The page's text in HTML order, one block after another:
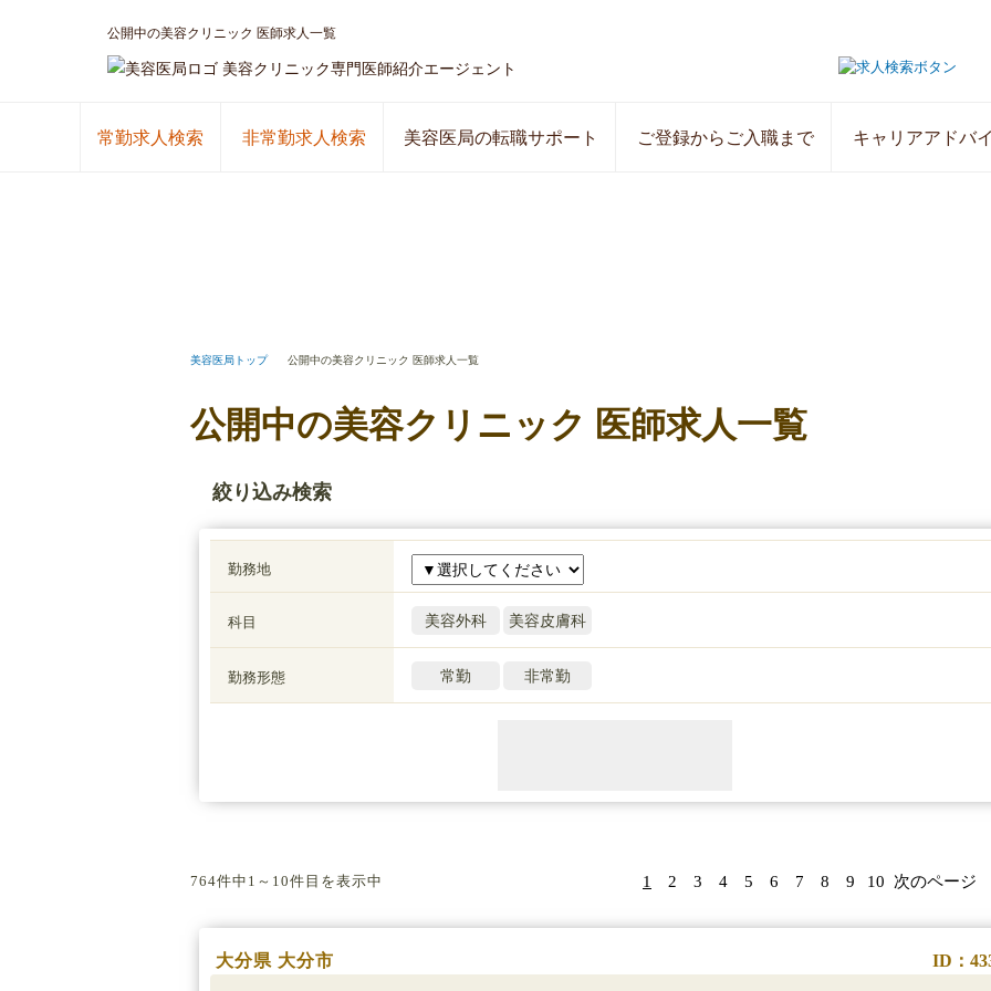
公開中の美容クリニック 医師求人一覧
美容クリニック専門医師紹介エージェント
常勤求人検索 非常勤求人検索 美容医局の転職サポート ご登録からご入職まで キャリアアドバ
美容医局トップ 公開中の美容クリニック 医師求人一覧
公開中の美容クリニック 医師求人一覧
絞り込み検索
勤務地
科目 美容外科 美容皮膚科
勤務形態 常勤 非常勤
764件中1～10件目を表示中 1 2 3 4 5 6 7 8 9 10 次のページ
大分県 大分市 ID：